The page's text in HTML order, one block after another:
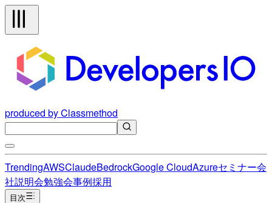
produced by Classmethod
TrendingAWSClaudeBedrockGoogle CloudAzureセミナー会
社説明会勉強会事例採用
目次